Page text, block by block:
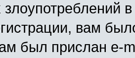
вам
был прислан e-